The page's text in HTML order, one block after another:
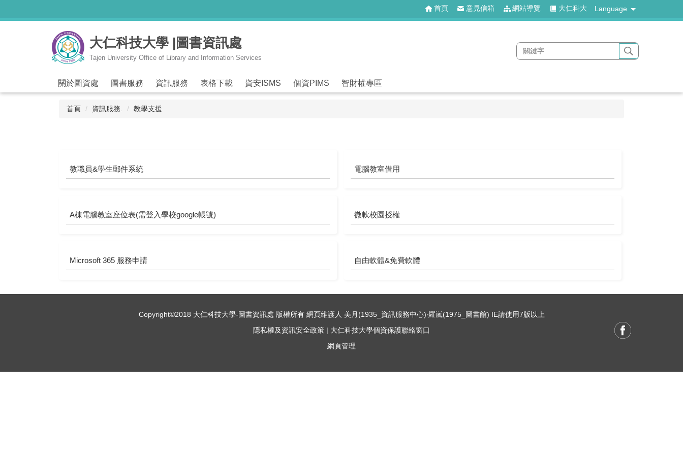
大仁科技大學 |圖書資訊處
Tajen University Office of Library and Information Services
首頁 意見信箱 網站導覽 大仁科大 Language
關於圖資處 圖書服務 資訊服務 表格下載 資安ISMS 個資PIMS 智財權專區
首頁 資訊服務. 教學支援
教職員&學生郵件系統 電腦教室借用
A棟電腦教室座位表(需登入學校google帳號) 微軟校園授權
Microsoft 365 服務申請 自由軟體&免費軟體
Copyright©2018 大仁科技大學-圖書資訊處 版權所有 網頁維護人 美月(1935_資訊服務中心)‧羅嵐(1975_圖書館) IE請使用7版以上
隱私權及資訊安全政策 | 大仁科技大學個資保護聯絡窗口
網頁管理